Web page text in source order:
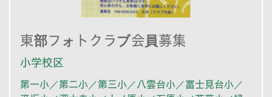
東部フォトクラブ会員募集
小学校区
第一小／第二小／第三小／八雲台小／富士見台小／